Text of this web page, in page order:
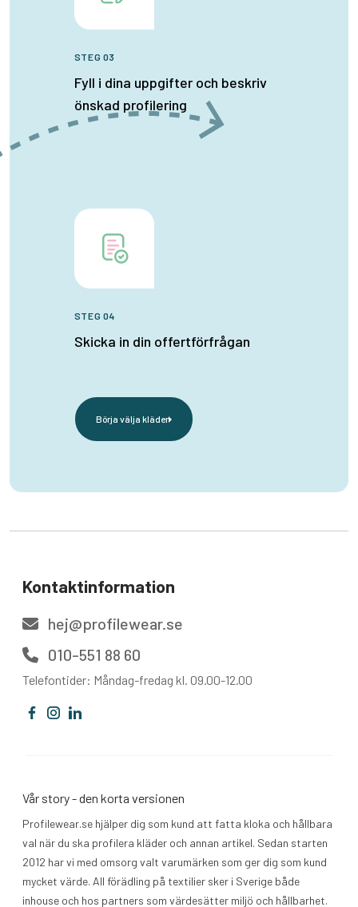
STEG 03
Fyll i dina uppgifter och beskriv
önskad profilering
STEG 04
Skicka in din offertförfrågan
Börja välja kläder
Kontaktinformation
hej@profilewear.se
010-551 88 60
Telefontider: Måndag-fredag kl. 09.00-12.00
Vår story - den korta versionen
Profilewear.se hjälper dig som kund att fatta kloka och hållbara
val när du ska profilera kläder och annan artikel. Sedan starten
2012 har vi med omsorg valt varumärken som ger dig som kund
mycket värde. All förädling på textilier sker i Sverige både
inhouse och hos partners som värdesätter miljö och hållbarhet.